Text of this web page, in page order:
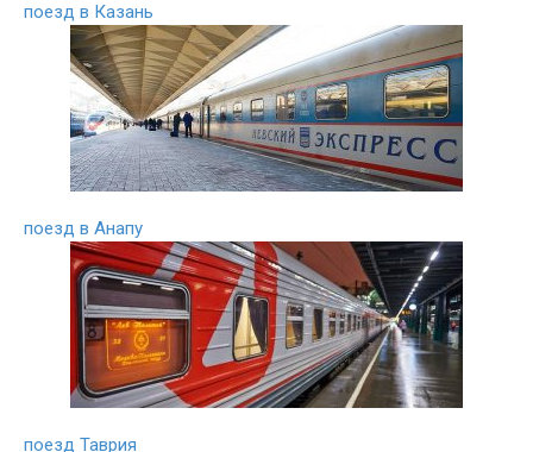
поезд в Казань
поезд в Анапу
поезд Таврия